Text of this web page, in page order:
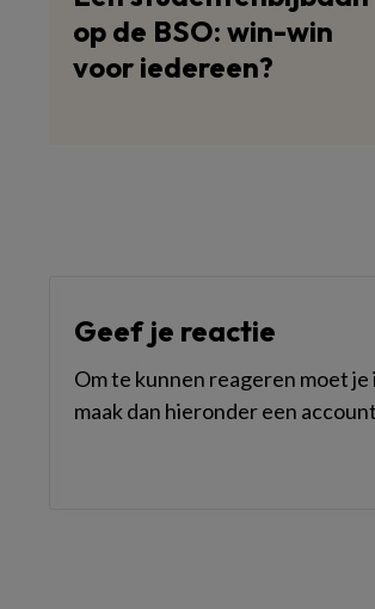
op de BSO: win-win
voor iedereen?
Geef je reactie
Om te kunnen reageren moet
maak dan hieronder een